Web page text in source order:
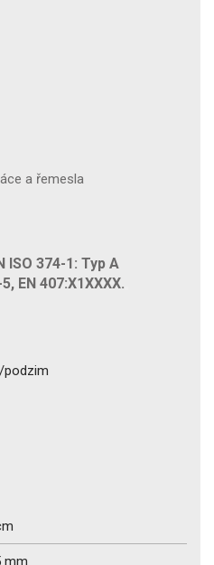
a řemesla
ISO 374-1: Typ A
EN 407:X1XXXX.
podzim
mm